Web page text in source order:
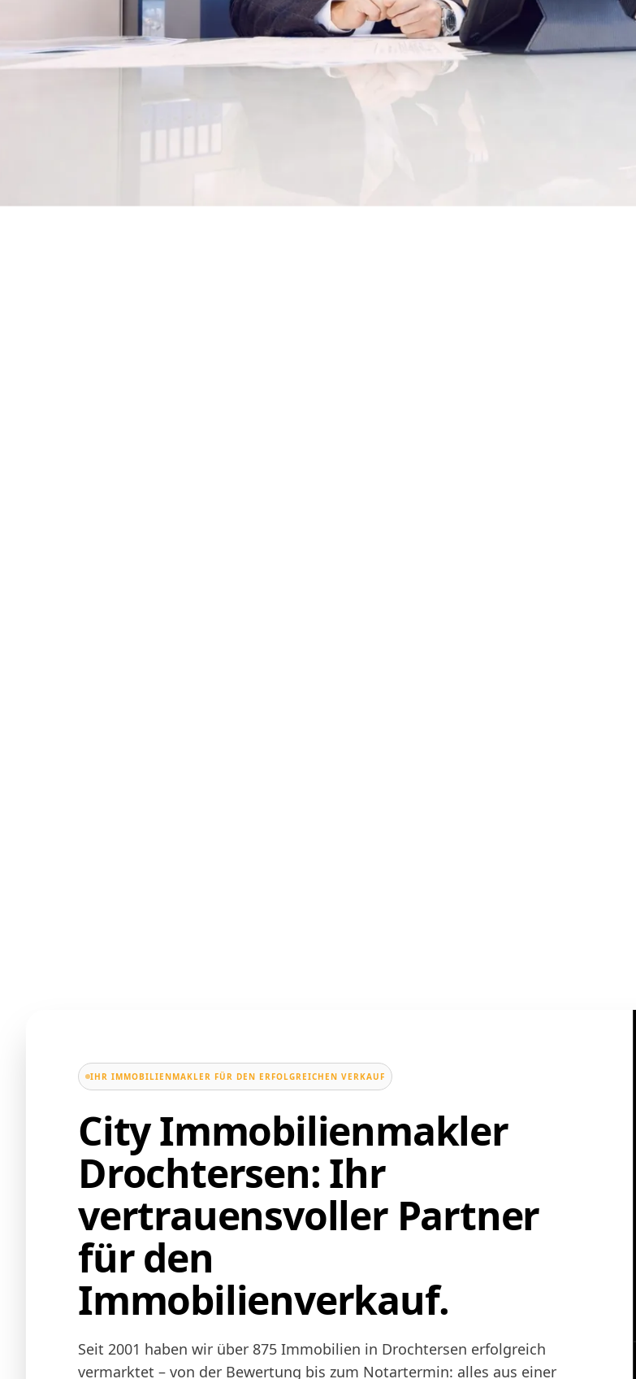
IHR IMMOBILIENMAKLER FÜR DEN ERFOLGREICHEN VERKAUF
City Immobilienmakler
Drochtersen: Ihr
vertrauensvoller Partner
für den
Immobilienverkauf.
Seit 2001 haben wir über 875 Immobilien in Drochtersen erfolgreich
vermarktet – von der Bewertung bis zum Notartermin: alles aus einer